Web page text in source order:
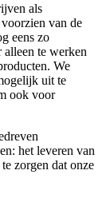
als
van de
eens zo
te werken
We
uit te
ook voor
het leveren van
zorgen dat onze